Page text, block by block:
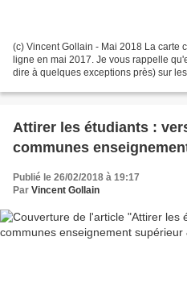
(c) Vincent Gollain - Mai 2018 La carte
ligne en mai 2017. Je vous rappelle
dire à quelques exceptions près) sur
Attirer les étudiants :
communes
Publié le 26/02/2018 à 19:17
Par Vincent Gollain